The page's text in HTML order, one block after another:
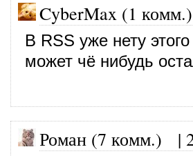
CyberMax (1 комм.)
В RSS уже нету
может чё нибудь
Роман (7 комм.) |